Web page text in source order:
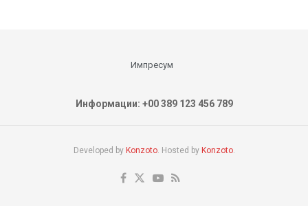
Импресум
Информации: +00 389 123 456 789
Developed by Konzoto. Hosted by Konzoto.